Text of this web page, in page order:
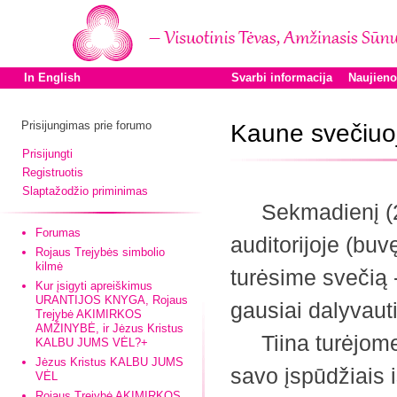
In English Svarbi informacija
Prisijungimas prie forumo
Prisijungti
Registruotis
Slaptažodžio priminimas
Forumas
Rojaus Trejybės simbolio
kilmė
Kur įsigyti apreiškimus
URANTIJOS KNYGA, Rojaus
Trejybė AKIMIRKOS
AMŽINYBĖ, ir Jėzus Kristus
KALBU JUMS VĖL?+
Jėzus Kristus KALBU JUMS
VĖL
Kaune
Sekmadienį
auditorijoje
turėsime svečią
gausiai
Tiina
savo įspūdžiais